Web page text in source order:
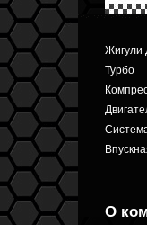
Турбо
О